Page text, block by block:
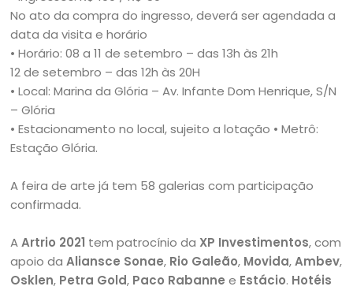
No ato da compra do ingresso, deverá ser agendada a
data da visita e horário
• Horário: 08 a 11 de setembro – das 13h às 21h
12 de setembro – das 12h às 20H
• Local: Marina da Glória – Av. Infante Dom Henrique, S/N
– Glória
• Estacionamento no local, sujeito a lotação • Metrô:
Estação Glória.
A feira de arte já tem 58 galerias com participação
confirmada.
AArtrio 2021 tem patrocínio da XP Investimentos, com
apoio daAliansce Sonae, Rio Galeão, Movida,Ambev,
Osklen, Petra Gold, Paco Rabanne e Estácio. Hotéis